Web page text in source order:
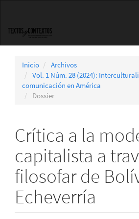
principal
Barra
Inicio
Archivos
Vol. 1 Núm. 28 (2024):
comunicación en América
Dossier
Crítica a la
capitalista a
filosofar de
Echeverría